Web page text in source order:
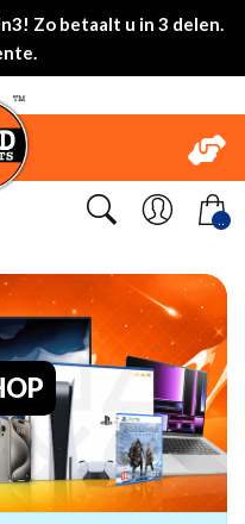
Zo betaalt u in 3 delen.
..